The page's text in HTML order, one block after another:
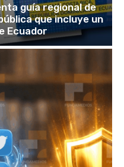
guía regional de
que incluye un
Ecuador